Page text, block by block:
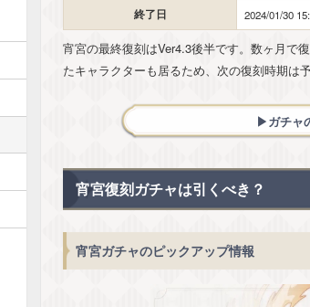
終了日 2024/01/30
宵宮の最終復刻はVer4.3後半です。数ヶ月で
たキャラクターも居るため、次の復刻時期は
▶︎ガチャ
宵宮復刻ガチャは引くべき？
宵宮ガチャのピックアップ情報